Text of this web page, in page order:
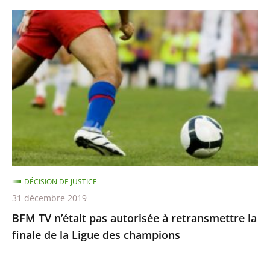
BFM
TV
n’était
pas
autorisée
retransmettre
la
finale
de
la
Ligue
des
champions
BFM TV n’était pas autorisée à retransmettre la
finale de la Ligue des champions
DÉCISION DE JUSTICE
31 décembre 2019